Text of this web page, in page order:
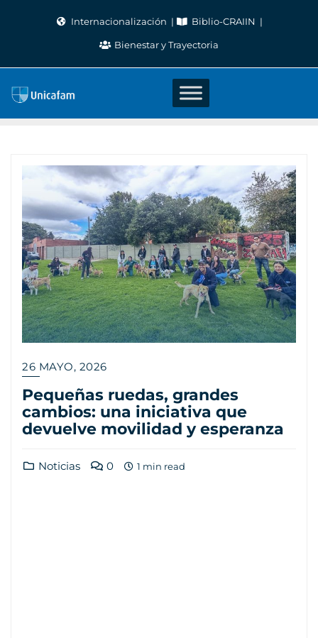
Internacionalización Biblio-CRAIIN
Bienestar y Trayectoria
26 MAYO, 2026
Pequeñas ruedas, grandes
cambios: una iniciativa que
devuelve movilidad y esperanza
Noticias 0 1 min read